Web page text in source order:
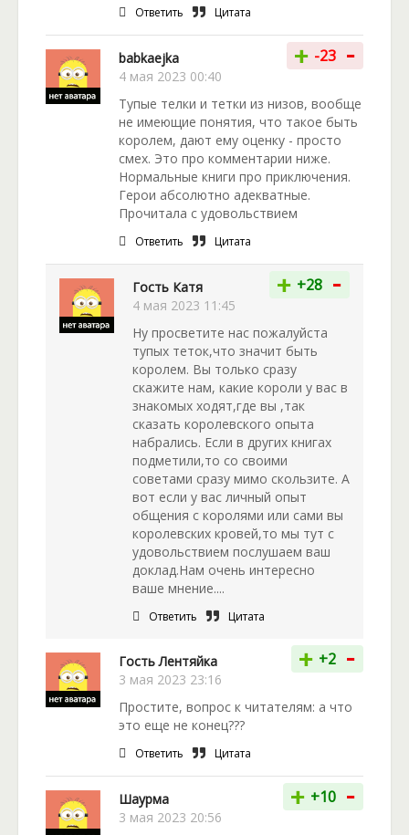
Ответить Цитата
babkaejka
4 мая 2023 00:40
+ -23 -
Тупые телки и тетки из низов, вообще
не имеющие понятия, что такое быть
королем, дают ему оценку - просто
смех. Это про комментарии ниже.
Нормальные книги про приключения.
Герои абсолютно адекватные.
Прочитала с удовольствием
Ответить Цитата
Гость Катя
4 мая 2023 11:45
+ +28 -
Ну просветите нас пожалуйста
тупых теток,что значит быть
королем. Вы только сразу
скажите нам, какие короли у вас в
знакомых ходят,где вы ,так
сказать королевского опыта
набрались. Если в других книгах
подметили,то со своими
советами сразу мимо скользите. А
вот если у вас личный опыт
общения с королями или сами вы
королевских кровей,то мы тут с
удовольствием послушаем ваш
доклад.Нам очень интересно
ваше мнение....
Ответить Цитата
Гость Лентяйка
3 мая 2023 23:16
+ +2 -
Простите, вопрос к читателям: а что
это еще не конец???
Ответить Цитата
Шаурма
3 мая 2023 20:56
+ +10 -